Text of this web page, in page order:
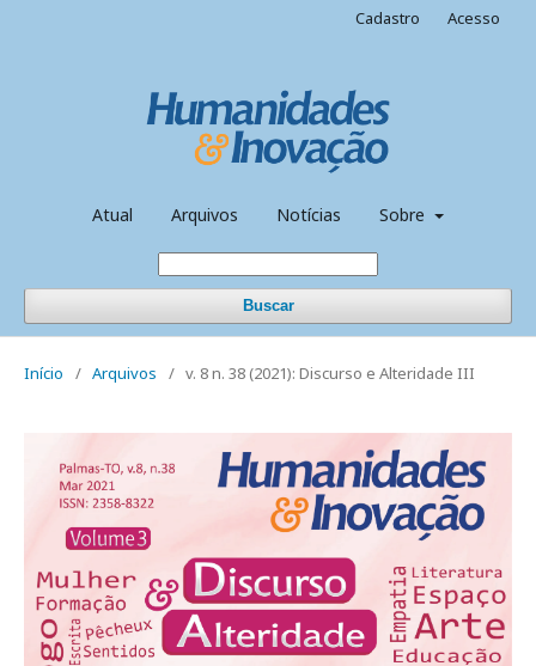
Atual Arquivos Notícias Sobre
Buscar
Cadastro Acesso
Início / Arquivos / v. 8 n. 38 (2021): Discurso e Alteridade III